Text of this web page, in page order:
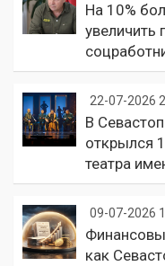
На 10%
увеличить
22-07-2026
В
открылся
театра
09-07-2026
как